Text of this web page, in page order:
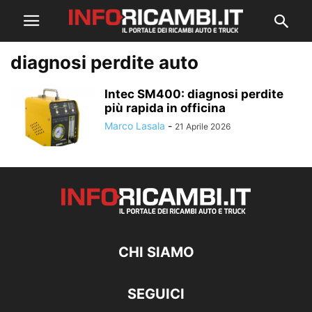
diagnosi perdite auto
Intec SM400: diagnosi perdite
più rapida in officina
Marco Lasala - 21 Aprile 2026
CHI SIAMO
SEGUICI